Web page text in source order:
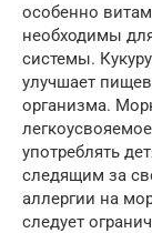
особенно
необходимы
системы.
улучшает
организма.
употреблять
следящим за
аллергии на
следует